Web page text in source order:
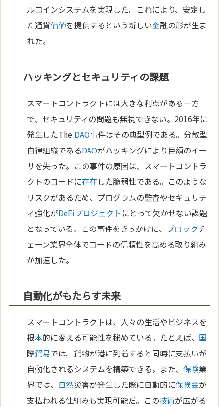
ルコインシステムを実現した。これにより、安定し
た通貨価値を提供するという新しい金融の形が生ま
れた。
ハッキングとセキュリティの課題
スマートコントラクトには大きな利点がある一方
で、セキュリティの問題も無視できない。2016年に
発生したThe DAO事件はその典型例である。分散型
自律組織であるDAOがハッキングにより巨額のイー
サを失った。この事件の原因は、スマートコントラ
クトのコードに存在した脆弱性である。このような
リスクがあるため、プログラムの監査やセキュリテ
ィ強化がDeFiプロジェクトにとって欠かせない課題
となっている。この事件をきっかけに、ブロックチ
ェーン業界全体でコードの信頼性を高める取り組み
が加速した。
自動化がもたらす未来
スマートコントラクトは、人々の生活やビジネスを
根本的に変える可能性を秘めている。たとえば、 国
際貿易では、貨物が港に到着すると同時に支払いが
自動化されるシステムを構築できる。また、保険業
界では、 自然災害が発生した際に自動的に保険金が
支払われる仕組みも実現可能だ。この技術が広がる